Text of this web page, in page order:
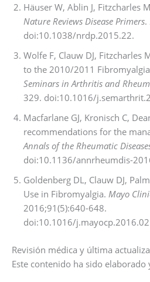
Häuser W, Ablin J, Fitzcharles
Nature Reviews Disease Primers.
doi:10.1038/nrdp.2015.22.
Wolfe F, Clauw DJ, Fitzcharles
to the 2010/2011
Seminars in Arthritis and
329. doi:10.1016/
Macfarlane GJ, Kronisch C,
recommendations for the
Annals of the Rheumatic
doi:10.1136/annrheumdis-
Goldenberg DL, Clauw DJ,
Use in Fibromyalgia. Mayo
2016;91(5):640-648.
doi:10.1016/
Revisión médica y última
Este contenido ha sido elaborado